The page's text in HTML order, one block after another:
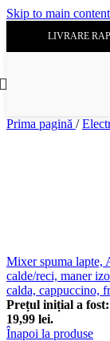
Skip to main content
LIVRARE
Prima pagină /
Mixer spuma lapte,
calde/reci, maner
calda, cappuccino,
Prețul inițial a fost:
19,99 lei.
Înapoi la produse